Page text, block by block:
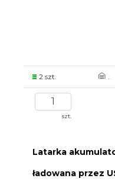
2 szt. .
szt.
Latarka
ładowana przez